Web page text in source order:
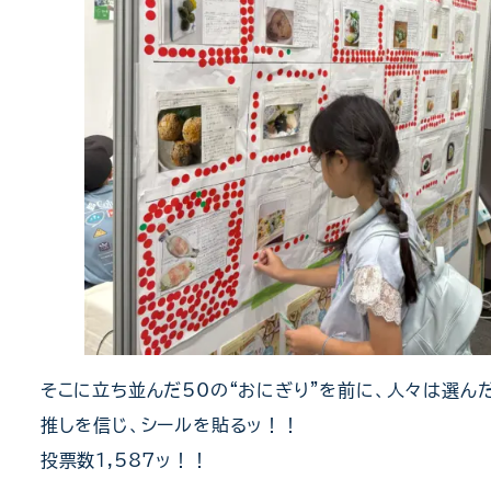
そこに立ち並んだ50の“おにぎり”を前に、人々は選ん
推しを信じ、シールを貼るッ！！
投票数1,587ッ！！